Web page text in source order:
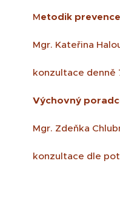
Metodik
Mgr. Kateřina
konzultace denně
Výchovný
Mgr. Zdeňka
konzultace dle